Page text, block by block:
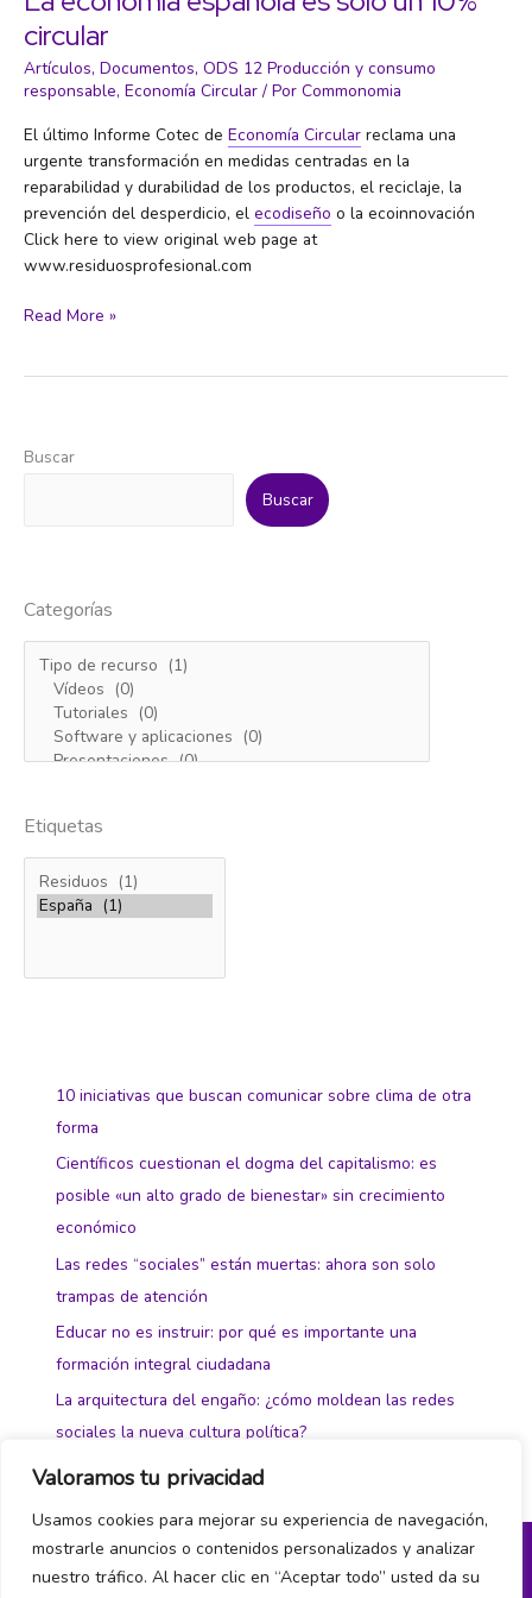
Valoramos tu privacidad
Usamos cookies para mejorar su experiencia de navegación,
mostrarle anuncios o contenidos personalizados y analizar
nuestro tráfico. Al hacer clic en “Aceptar todo” usted da su
circular
Artículos, Documentos, ODS 12 Producción y consumo
responsable, Economía Circular / Por Commonomia
El último Informe Cotec de Economía Circular reclama una
urgente transformación en medidas centradas en la
reparabilidad y durabilidad de los productos, el reciclaje, la
prevención del desperdicio, el ecodiseño o la ecoinnovación
Click here to view original web page at
www.residuosprofesional.com
La
un
Read More »
Buscar
Buscar
Categorías
Etiquetas
10 iniciativas que buscan comunicar sobre clima de otra
forma
Científicos cuestionan el dogma del capitalismo: es
posible «un alto grado de bienestar» sin crecimiento
económico
Las redes “sociales” están muertas: ahora son solo
trampas de atención
Educar no es instruir: por qué es importante una
formación integral ciudadana
La arquitectura del engaño: ¿cómo moldean las redes
sociales la nueva cultura política?
Política de privacidad y cookies